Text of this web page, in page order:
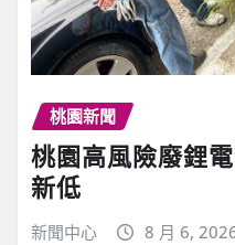
桃園新聞
桃園高風險廢鋰
新低
新聞中心 8 月 6,